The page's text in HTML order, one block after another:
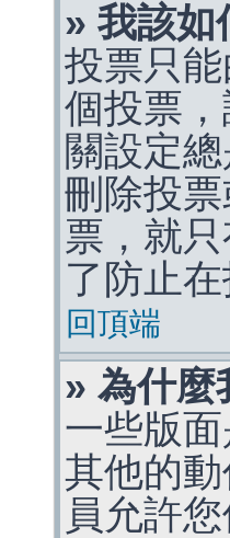
» 我該如
投票只
個投票
關設定
刪除投
票，就
了防止
回頂端
» 為什麼
一些版
其他的
員允許您